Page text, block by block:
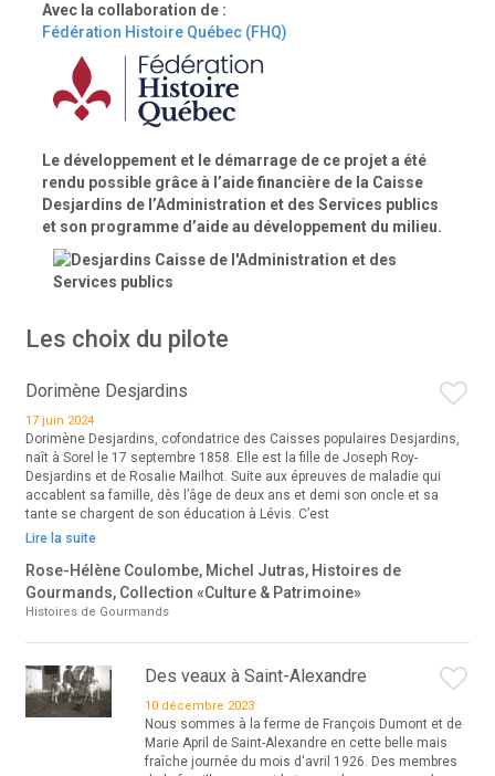
Avec la collaboration de :
Fédération Histoire Québec (FHQ)
Le développement et le démarrage de ce projet a été
rendu possible grâce à l’aide financière de la Caisse
Desjardins de l’Administration et des Services publics
et son programme d’aide au développement du milieu.
Les choix du pilote
Dorimène Desjardins
17 juin 2024
Dorimène Desjardins, cofondatrice des Caisses populaires Desjardins,
naît à Sorel le 17 septembre 1858. Elle est la fille de Joseph Roy-
Desjardins et de Rosalie Mailhot. Suite aux épreuves de maladie qui
accablent sa famille, dès l’âge de deux ans et demi son oncle et sa
tante se chargent de son éducation à Lévis. C’est
Lire la suite
Rose-Hélène Coulombe, Michel Jutras, Histoires de
Gourmands, Collection «Culture & Patrimoine»
Histoires de Gourmands
Des veaux à Saint-Alexandre
10 décembre 2023
Nous sommes à la ferme de François Dumont et de
Marie April de Saint-Alexandre en cette belle mais
fraîche journée du mois d'avril 1926. Des membres